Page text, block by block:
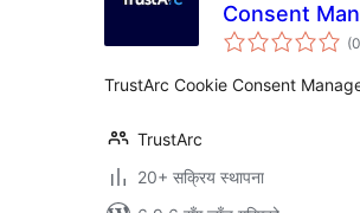
Consent
(0
TrustArc Cookie Consent
TrustArc
20+ सक्रिय स्थापना